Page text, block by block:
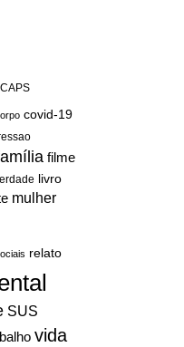
CAPS
covid-19
filme
livro
mulher
relato
SUS
vida